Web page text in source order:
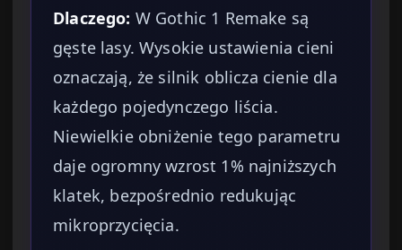
Dlaczego: W Gothic 1 Remake są
gęste lasy. Wysokie ustawienia cieni
oznaczają, że silnik oblicza cienie dla
każdego pojedynczego liścia.
Niewielkie obniżenie tego parametru
daje ogromny wzrost 1% najniższych
klatek, bezpośrednio redukując
mikroprzycięcia.